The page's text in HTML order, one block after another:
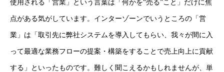
使用される「営業」という言葉は「何かを“売る”こと」だけに焦
点がある気がしています。インターゾーンでいうところの「営
業」は「取引先に弊社システムを導入してもらい、我々が間に入
って最適な業務フローの提案・構築をすることで売上向上に貢献
する」といったものです。難しく聞こえるかもしれませんが、単